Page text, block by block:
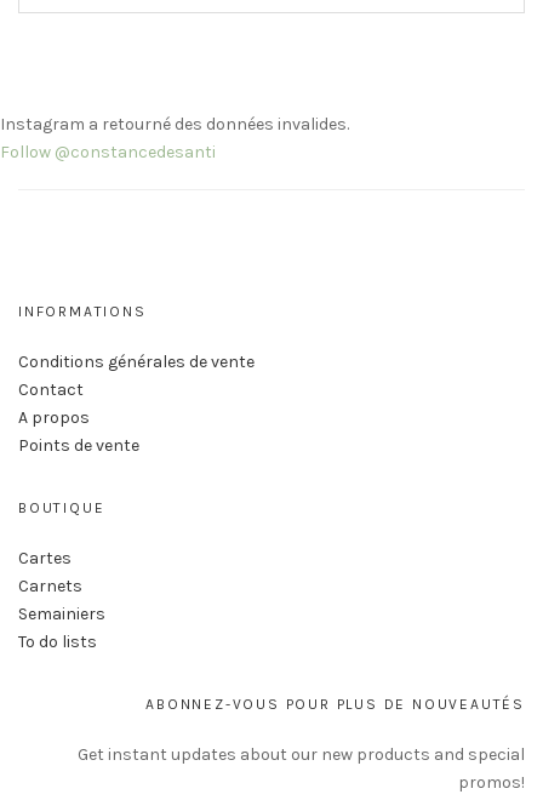
Instagram a retourné des données invalides.
Follow @constancedesanti
INFORMATIONS
Conditions générales de vente
Contact
A propos
Points de vente
BOUTIQUE
Cartes
Carnets
Semainiers
To do lists
ABONNEZ-VOUS POUR PLUS DE NOUVEAUTÉS
Get instant updates about our new products and special
promos!